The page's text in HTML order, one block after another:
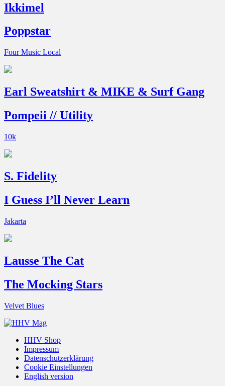
Ikkimel
Poppstar
Four Music Local
Earl Sweatshirt & MIKE & Surf Gang
Pompeii // Utility
10k
S. Fidelity
I Guess I’ll Never Learn
Jakarta
Lausse The Cat
The Mocking Stars
Velvet Blues
HHV Shop
Impressum
Datenschutzerklärung
Cookie Einstellungen
English version